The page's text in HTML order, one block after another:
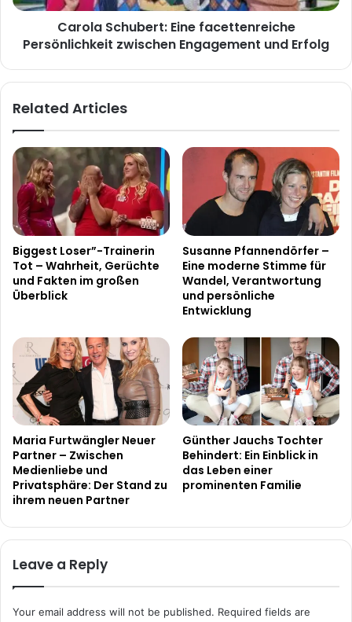
Erfolg
Carola Schubert: Eine facettenreiche
Persönlichkeit zwischen Engagement und Erfolg
Related Articles
Biggest Loser”-Trainerin
Tot – Wahrheit, Gerüchte
und Fakten im großen
Überblick
Susanne Pfannendörfer –
Eine moderne Stimme für
Wandel, Verantwortung
und persönliche
Entwicklung
Maria Furtwängler Neuer
Partner – Zwischen
Medienliebe und
Privatsphäre: Der Stand zu
ihrem neuen Partner
Günther Jauchs Tochter
Behindert: Ein Einblick in
das Leben einer
prominenten Familie
Leave a Reply
Your email address will not be published. Required fields are